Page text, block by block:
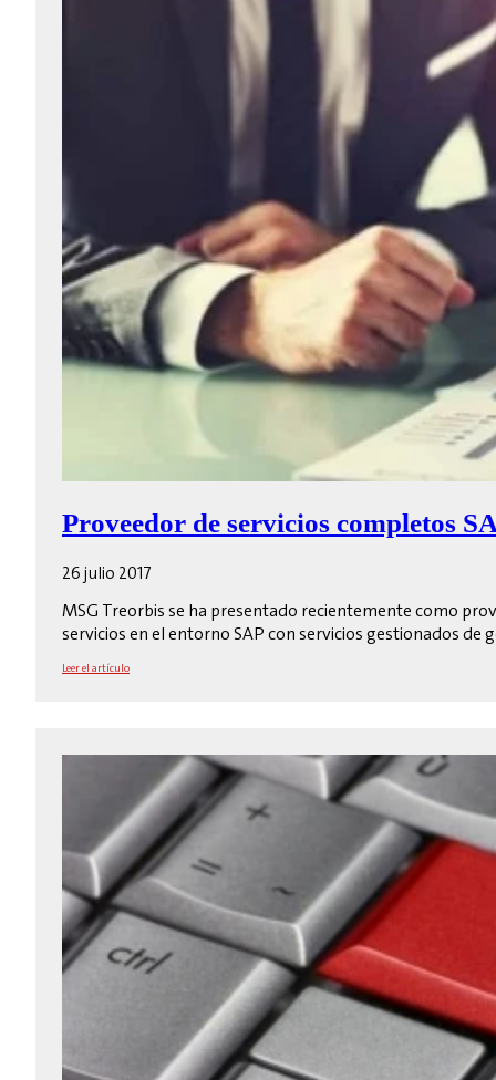
Proveedor de servicios completos
26 julio 2017
MSG Treorbis se ha presentado recientemente como
servicios en el entorno SAP con servicios gestionados de
Leer el artículo